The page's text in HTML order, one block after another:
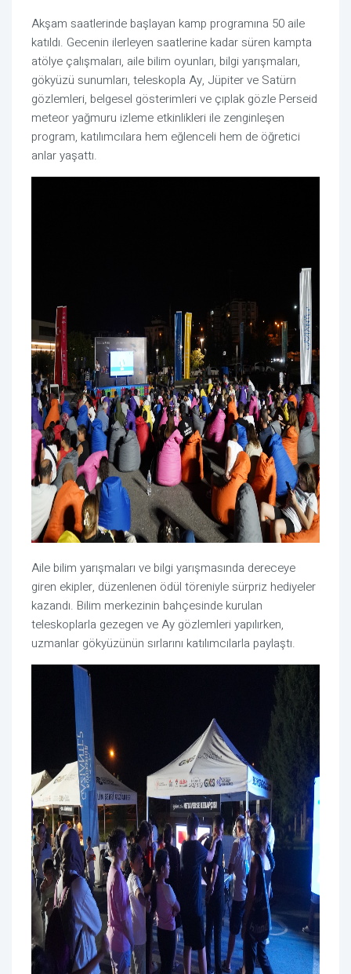
Akşam saatlerinde başlayan kamp programına 50 aile
katıldı. Gecenin ilerleyen saatlerine kadar süren kampta
atölye çalışmaları, aile bilim oyunları, bilgi yarışmaları,
gökyüzü sunumları, teleskopla Ay, Jüpiter ve Satürn
gözlemleri, belgesel gösterimleri ve çıplak gözle Perseid
meteor yağmuru izleme etkinlikleri ile zenginleşen
program, katılımcılara hem eğlenceli hem de öğretici
anlar yaşattı.
Aile bilim yarışmaları ve bilgi yarışmasında dereceye
giren ekipler, düzenlenen ödül töreniyle sürpriz hediyeler
kazandı. Bilim merkezinin bahçesinde kurulan
teleskoplarla gezegen ve Ay gözlemleri yapılırken,
uzmanlar gökyüzünün sırlarını katılımcılarla paylaştı.